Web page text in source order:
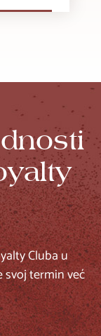
Cluba u
svoj termin već